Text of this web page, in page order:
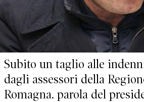
Subito un taglio alle
dagli assessori della
Romagna. parola del